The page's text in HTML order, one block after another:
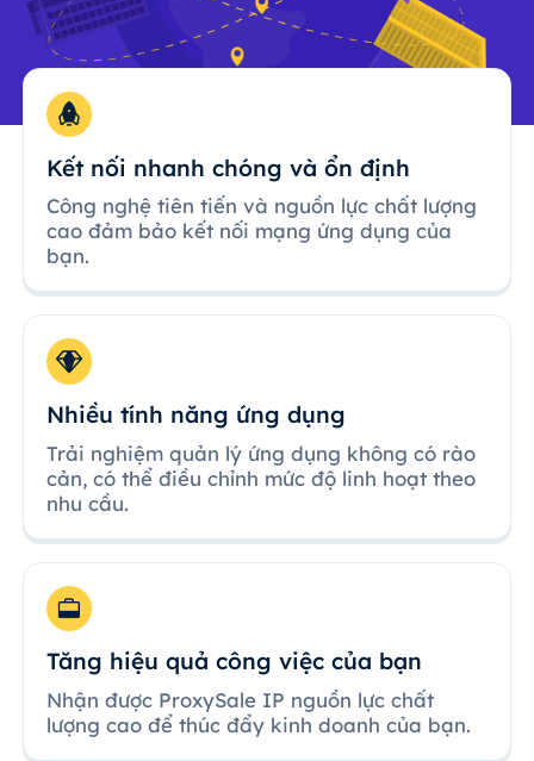
Kết nối nhanh chóng và ổn định
Công nghệ tiên tiến và nguồn lực chất lượng
cao đảm bảo kết nối mạng ứng dụng của
bạn.
Nhiều tính năng ứng dụng
Trải nghiệm quản lý ứng dụng không có rào
cản, có thể điều chỉnh mức độ linh hoạt theo
nhu cầu.
Tăng hiệu quả công việc của bạn
Nhận được ProxySale IP nguồn lực chất
lượng cao để thúc đẩy kinh doanh của bạn.